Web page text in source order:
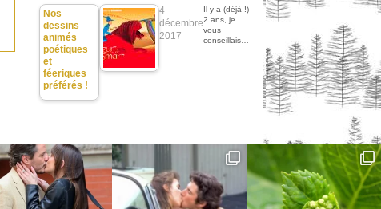
Nos
dessins
animés
poétiques
et
féeriques
préférés !
4
décembre
2017
Il y a (déjà !)
2 ans, je
vous
conseillais…